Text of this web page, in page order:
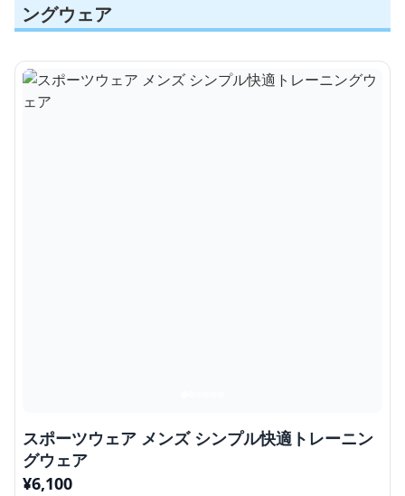
ングウェア
スポーツウェア メンズ シンプル快適トレーニン
グウェア
¥6,100